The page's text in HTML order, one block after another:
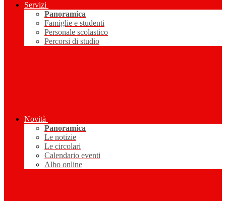
Servizi
Panoramica
Famiglie e studenti
Personale scolastico
Percorsi di studio
Novità
Panoramica
Le notizie
Le circolari
Calendario eventi
Albo online